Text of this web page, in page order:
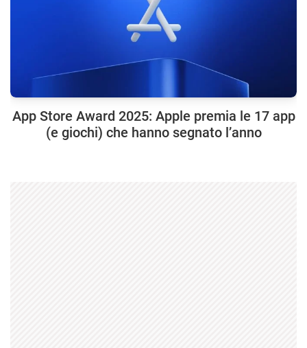
App Store Award 2025: Apple premia le 17 app
(e giochi) che hanno segnato l’anno